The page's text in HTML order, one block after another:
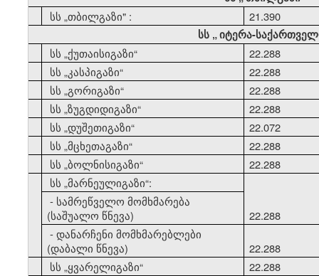
სს„თბილგაზი" :
21.390
სს „იტერა-
სს„ქუთაისიგაზი“
22.288
სს„კასპიგაზი“
22.288
სს„გორიგაზი“
22.288
სს„ზუგდიდიგაზი“
22.288
სს„დუშეთიგაზი“
22.072
სს„მცხეთაგაზი“
22.288
სს„ბოლნისიგაზი“
22.288
სს„მარნეულიგაზი“:
- სამრეწველო მომხმარება
(საშუალო წნევა)
22.288
- დანარჩენი მომხმარებლები
(დაბალი წნევა)
22.288
სს„ყვარელიგაზი“
22.288